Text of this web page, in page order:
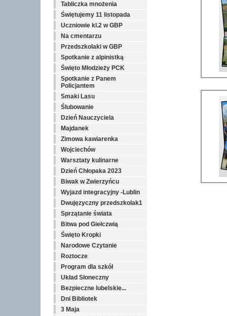
Tabliczka mnożenia
Świętujemy 11 listopada
Uczniowie kl.2 w GBP
Na cmentarzu
Przedszkolaki w GBP
Spotkanie z alpinistką
Święto Młodzieży PCK
Spotkanie z Panem
Policjantem
Smaki Lasu
Ślubowanie
Dzień Nauczyciela
Majdanek
Zimowa kawiarenka
Wojciechów
Warsztaty kulinarne
Dzień Chłopaka 2023
Biwak w Zwierzyńcu
Wyjazd integracyjny -Lublin
Dwujęzyczny przedszkolak1
Sprzątanie świata
Bitwa pod Giełczwią
Święto Kropki
Narodowe Czytanie
Roztocze
Program dla szkół
Układ Słoneczny
Bezpieczne lubelskie...
Dni Bibliotek
3 Maja